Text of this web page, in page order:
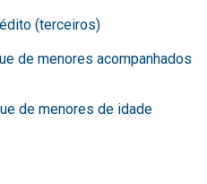
(terceiros)
de menores acompanhados
de menores de idade